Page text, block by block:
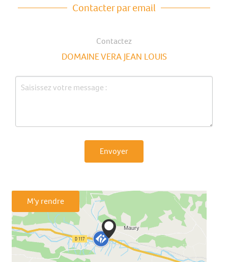
Contacter par email
Contactez
DOMAINE VERA JEAN LOUIS
Envoyer
M'y rendre